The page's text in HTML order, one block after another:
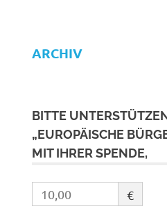
ARCHIV
BITTE
„EUROPÄISCHE
MIT IHRER SPENDE,
€